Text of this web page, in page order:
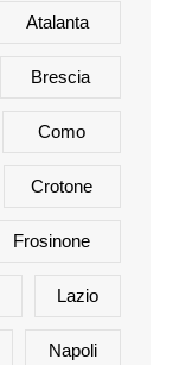
Atalanta
Brescia
Como
Crotone
Frosinone
Lazio
Napoli